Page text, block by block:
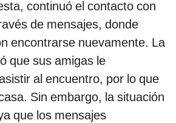
continuó el contacto con
de mensajes, donde
encontrarse nuevamente. La
que sus amigas le
al encuentro, por lo que
Sin embargo, la situación
que los mensajes